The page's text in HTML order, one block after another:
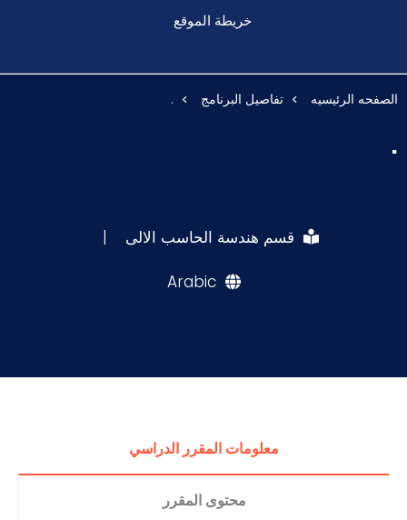
خريطة الموقع
الصفحه الرئيسيه تفاصيل البرنامج .
.
قسم هندسة الحاسب الالى |
Arabic
معلومات المقرر الدراسي
محتوى المقرر